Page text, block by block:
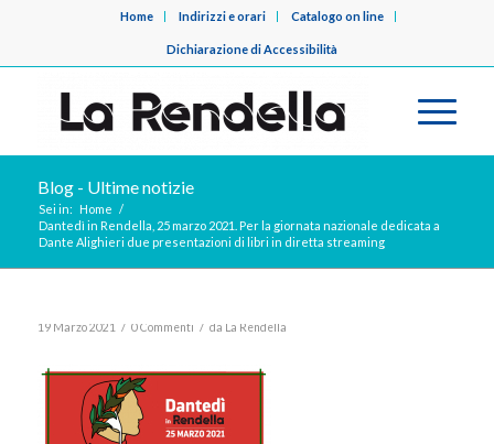
Home Indirizzi e orari Catalogo on line
Dichiarazione di Accessibilità
Blog - Ultime notizie
Sei in: Home /
Dantedì in Rendella, 25 marzo 2021. Per la giornata nazionale dedicata a
Dante Alighieri due presentazioni di libri in diretta streaming
19 Marzo 2021 / 0 Commenti / da La Rendella